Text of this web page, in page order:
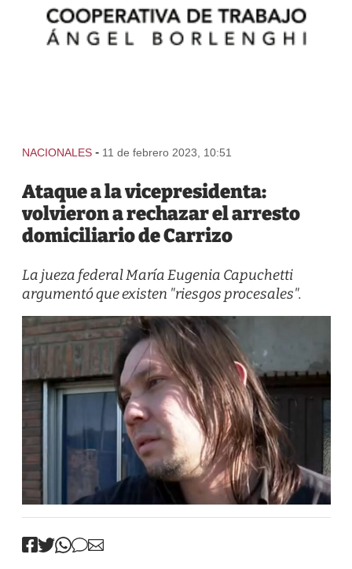
NACIONALES - 11 de febrero 2023, 10:51
Ataque a la vicepresidenta:
volvieron a rechazar el arresto
domiciliario de Carrizo
La jueza federal María Eugenia Capuchetti
argumentó que existen "riesgos procesales".